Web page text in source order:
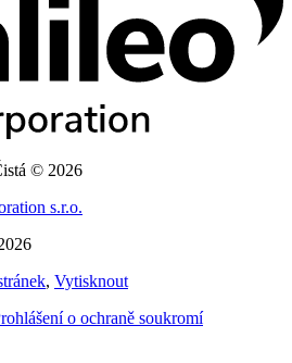
© 2026
s.r.o.
, Vytisknout
o ochraně soukromí